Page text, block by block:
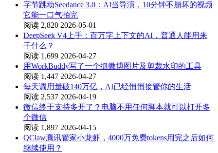
字节跳动Seedance 3.0：AI当导演，10分钟不崩坏的视频
它能一口气拍完
阅读 2,820 2026-05-01
DeepSeek V4上手：百万字上下文的AI，普通人能用来
干什么？
阅读 1,699 2026-04-27
用WorkBuddy写了一个抓微博图片及剪裁水印的工具
阅读 1,447 2026-04-27
每天调用量破140万亿，AI已经悄悄接管你的生活
阅读 2,537 2026-04-19
微信终于支持多开了？电脑不用任何脚本就可以打开多
个微信
阅读 1,897 2026-04-15
QClaw腾讯管家小龙虾，4000万免费tokens用完之后如何
继续使用？